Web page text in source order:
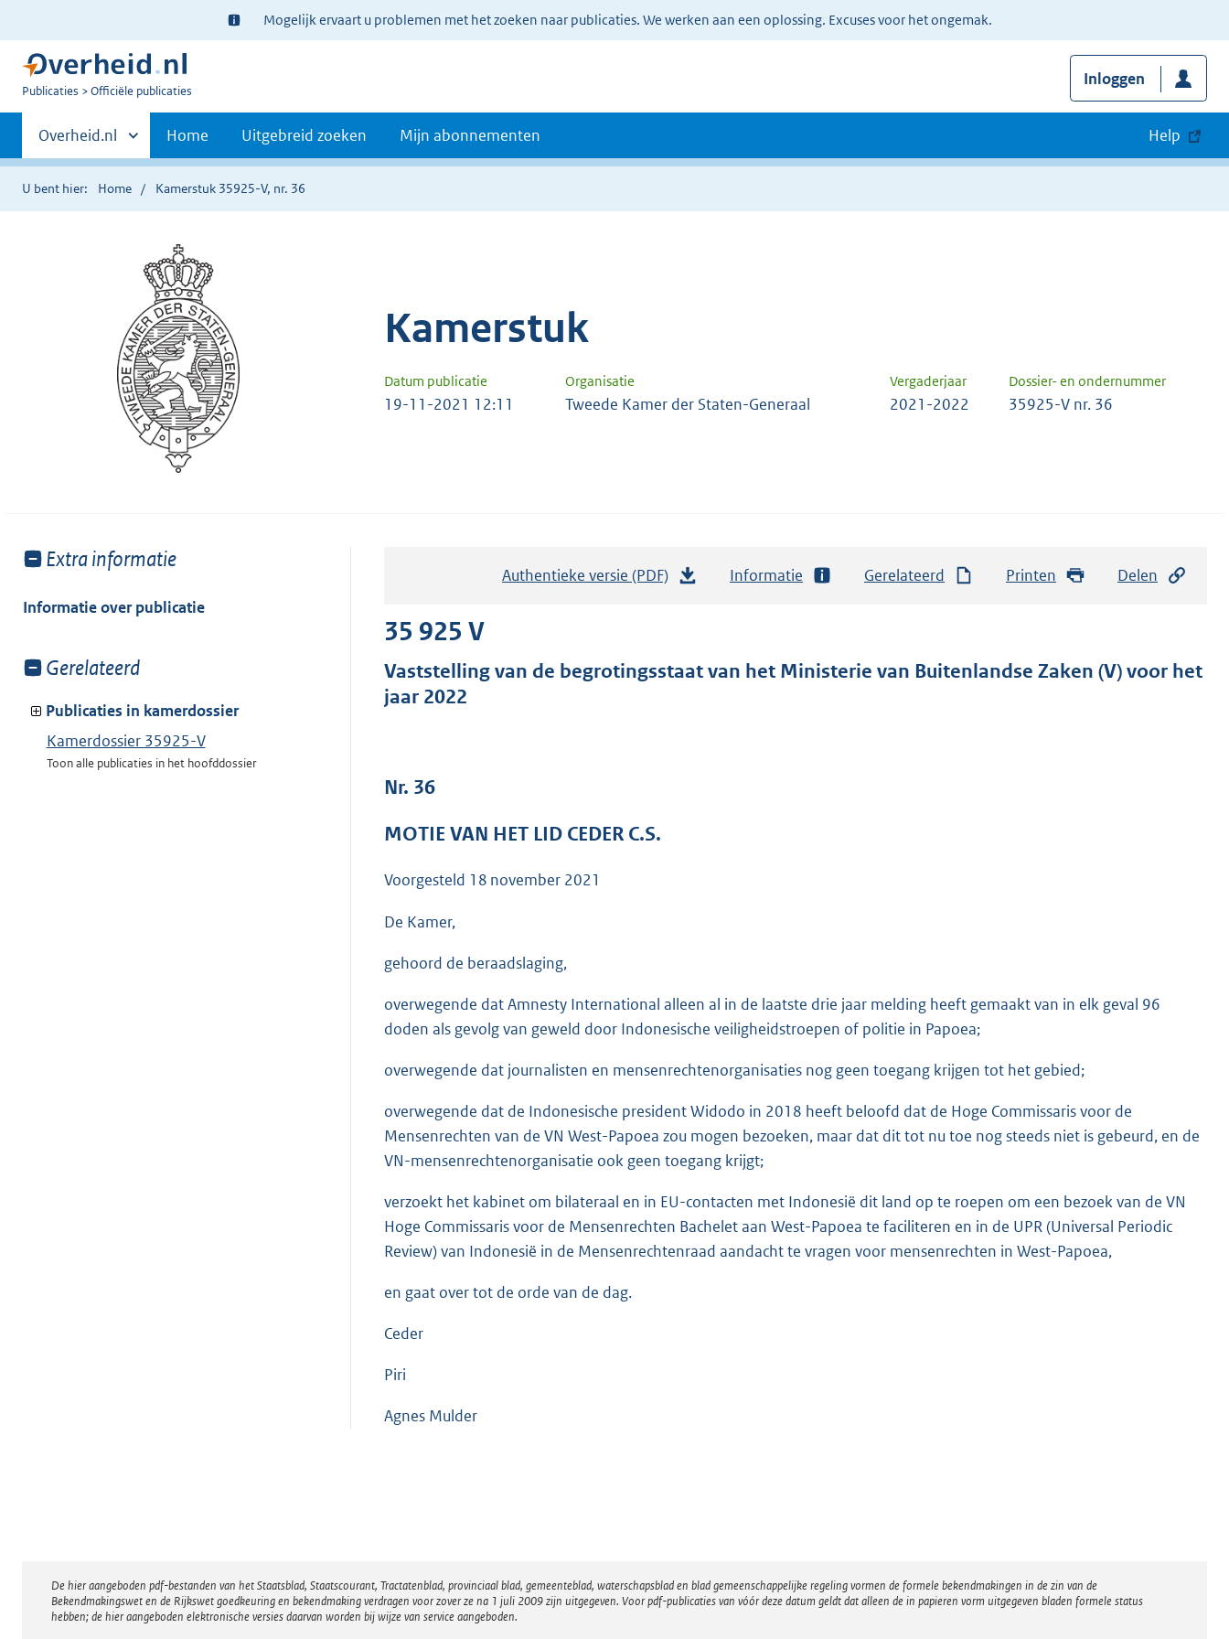
Ter
informatie:
Mogelijk ervaart u problemen met het zoeken naar publicaties. We werken aan een oplossing. Excuses voor het ongemak.
U
Publicaties Officiële publicaties
Inloggen
Primaire
navigatie
Andere
sites
binnen
Overheid.nl Home Uitgebreid zoeken Mijn abonnementen Help
U bent hier: Home Kamerstuk 35925-V, nr. 36
Kamerstuk
Datum publicatie Organisatie Vergaderjaar Dossier- en ondernummer
19-11-2021 12:11 Tweede Kamer der Staten-Generaal 2021-2022 35925-V nr. 36
Toon
van:
Extra informatie
Informatie over publicatie
Toon
van:
Gerelateerd
Publicaties in kamerdossier
Kamerdossier 35925-V
Toon alle publicaties in het hoofddossier
Authentieke versie (PDF)
a
7
K
Informatie Gerelateerd Printen Delen
35 925 V
Vaststelling van de begrotingsstaat van het Ministerie van Buitenlandse Zaken (V) voor het
jaar 2022
Nr. 36
MOTIE VAN HET LID CEDER C.S.
Voorgesteld 18 november 2021
De Kamer,
gehoord de beraadslaging,
overwegende dat Amnesty International alleen al in de laatste drie jaar melding heeft gemaakt van in elk geval 96
doden als gevolg van geweld door Indonesische veiligheidstroepen of politie in Papoea;
overwegende dat journalisten en mensenrechtenorganisaties nog geen toegang krijgen tot het gebied;
overwegende dat de Indonesische president Widodo in 2018 heeft beloofd dat de Hoge Commissaris voor de
Mensenrechten van de VN West-Papoea zou mogen bezoeken, maar dat dit tot nu toe nog steeds niet is gebeurd, en de
VN-mensenrechtenorganisatie ook geen toegang krijgt;
verzoekt het kabinet om bilateraal en in EU-contacten met Indonesië dit land op te roepen om een bezoek van de VN
Hoge Commissaris voor de Mensenrechten Bachelet aan West-Papoea te faciliteren en in de UPR (Universal Periodic
Review) van Indonesië in de Mensenrechtenraad aandacht te vragen voor mensenrechten in West-Papoea,
en gaat over tot de orde van de dag.
Ceder
Piri
Agnes Mulder
Disclaimer
De hier aangeboden pdf-bestanden van het Staatsblad, Staatscourant, Tractatenblad, provinciaal blad, gemeenteblad, waterschapsblad en blad gemeenschappelijke regeling vormen de formele bekendmakingen in de zin van de
Bekendmakingswet en de Rijkswet goedkeuring en bekendmaking verdragen voor zover ze na 1 juli 2009 zijn uitgegeven. Voor pdf-publicaties van vóór deze datum geldt dat alleen de in papieren vorm uitgegeven bladen formele status
hebben; de hier aangeboden elektronische versies daarvan worden bij wijze van service aangeboden.